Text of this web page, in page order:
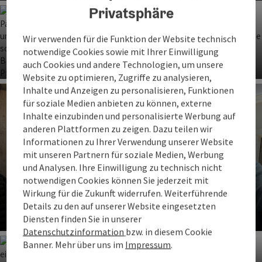
Bei fein & guad finden Sie alles, was Ihr Herz begehrt –
regionalen Lebensmitteln und Produkten für ihren
täglichen Bedarf.
Stiegl-Gut Wildshut
Das Stiegl-Gut Wildshut, gelegen an der Grenze
zwischen Salzburg, Oberösterreich und Bayern, ist ein
einzigartiger Ort für nachhaltiges Wirtschaften,
Achtsamkeit und Genuss.
Zur Gastronomie-Übersicht
Eine praktische Übersicht über die Gastronomie Betriebe
im Quellenviertel.
Privatsphäre
Wir verwenden für die Funktion der Website technisch
notwendige Cookies sowie mit Ihrer Einwilligung
auch Cookies und andere Technologien, um unsere
Website zu optimieren, Zugriffe zu analysieren,
Inhalte und Anzeigen zu personalisieren, Funktionen
für soziale Medien anbieten zu können, externe
Inhalte einzubinden und personalisierte Werbung auf
anderen Plattformen zu zeigen. Dazu teilen wir
Informationen zu Ihrer Verwendung unserer Website
mit unseren Partnern für soziale Medien, Werbung
und Analysen. Ihre Einwilligung zu technisch nicht
notwendigen Cookies können Sie jederzeit mit
Wirkung für die Zukunft widerrufen. Weiterführende
Details zu den auf unserer Website eingesetzten
Diensten finden Sie in unserer
Datenschutzinformation bzw. in diesem Cookie
Banner. Mehr über uns im Impressum.